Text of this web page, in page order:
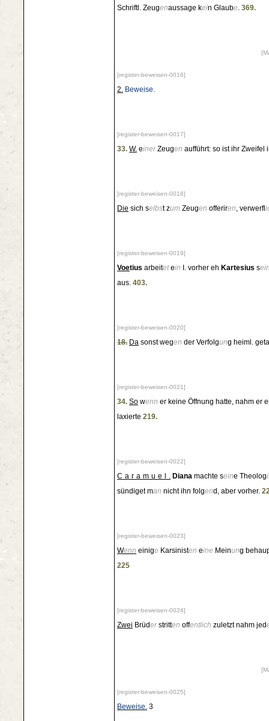
Schriftl. Zeugenaussage kein Glaube. 369.
[register-beweisen-0016]
2. Beweise.
[register-beweisen-0017]
33. W. einerZeugen aufführt: so ist ihr Zweifel
[register-beweisen-0018]
Die sich selbst zum Zeugen offeriren, verwerfl
[register-beweisen-0019]
Voetius arbeitetein I. vorher eh Kartesius s
aus. 403.
[register-beweisen-0020]
18. Da sonst wegen der Verfolgung heiml.
[register-beweisen-0021]
34. So wenn er keine Öffnung hatte, nahm er
laxierte 219.
[register-beweisen-0022]
Caramuel . Diana machte seine Theolog
sündiget man nicht ihn folgend, aber vorher.
[register-beweisen-0023]
Wenn einige Karsinisten eine Meinung
225
[register-beweisen-0024]
Zwei Brüderstritten offentlich zuletzt nahm jed
[register-beweisen-0025]
Beweise. 3